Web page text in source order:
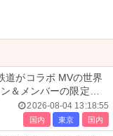
道がコラボ MVの世界
＆メンバーの限定ア
2026-08-04 13:18:55
国内 東京 国内